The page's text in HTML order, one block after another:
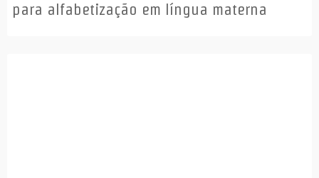
para alfabetização em língua materna